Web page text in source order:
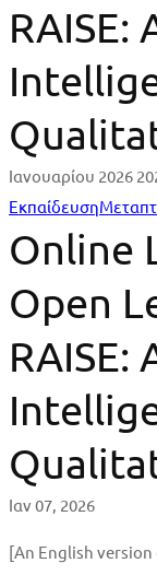
Ιανουαρίου 2026
Online
Lecture
by
MIT
Open
Learning
and
MIT
Εκπαίδευση
Online
Open
Ιαν 07, 2026
[An English